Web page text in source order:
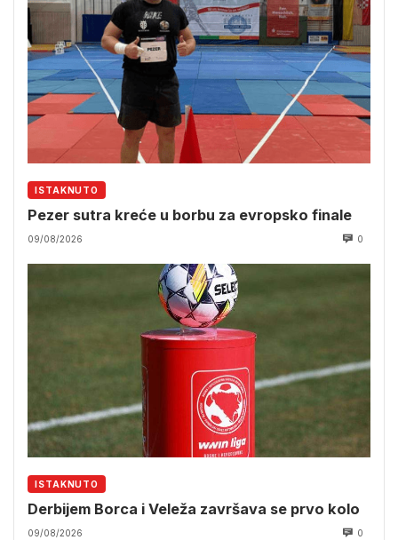
ISTAKNUTO
Pezer sutra kreće u borbu za evropsko finale
09/08/2026 0
ISTAKNUTO
Derbijem Borca i Veleža završava se prvo kolo
09/08/2026 0